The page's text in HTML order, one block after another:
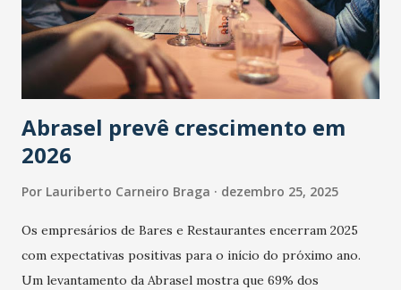
Abrasel prevê crescimento em
2026
Por Lauriberto Carneiro Braga dezembro 25, 2025
Os empresários de Bares e Restaurantes encerram 2025
com expectativas positivas para o início do próximo ano.
Um levantamento da Abrasel mostra que 69% dos